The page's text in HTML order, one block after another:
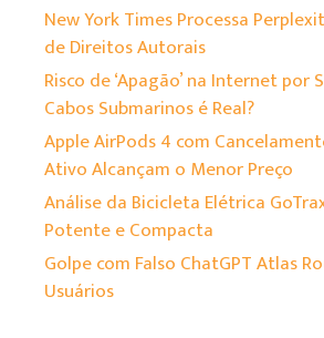
New York Times Processa
de Direitos Autorais
Risco de ‘Apagão’ na Internet por
Cabos Submarinos é Real?
Apple AirPods 4 com
Ativo Alcançam o Menor Preço
Análise da Bicicleta Elétrica
Potente e Compacta
Golpe com Falso ChatGPT Atlas
Usuários